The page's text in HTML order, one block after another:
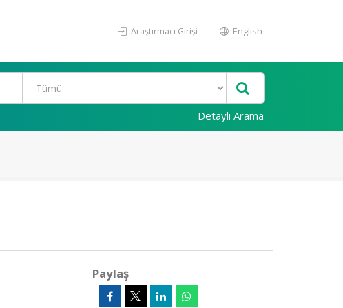
Araştırmacı Girişi English
Detaylı Arama
Paylaş